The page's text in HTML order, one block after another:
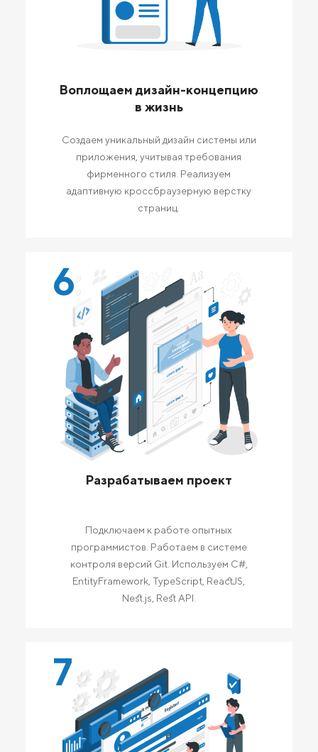
Воплощаем дизайн-концепцию
в жизнь
Создаем уникальный дизайн системы или
приложения, учитывая требования
фирменного стиля. Реализуем
адаптивную кроссбраузерную верстку
страниц.
6
Разрабатываем проект
Подключаем к работе опытных
программистов. Работаем в системе
контроля версий Git. Используем C#,
EntityFramework, TypeScript, ReactJS,
Nest.js, Rest API.
7